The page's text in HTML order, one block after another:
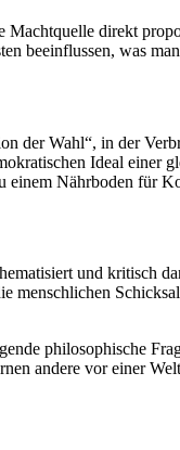
direkt
beeinflussen, was
der Wahl“, in der
Ideal
einem Nährboden für
und kritisch
menschlichen
philosophische
andere vor einer